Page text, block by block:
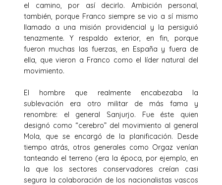
el camino, por así decirlo. Ambición personal,
también, porque Franco siempre se vio a sí mismo
llamado a una misión providencial y la persiguió
tenazmente. Y respaldo exterior, en fin, porque
fueron muchas las fuerzas, en España y fuera de
ella, que vieron a Franco como el líder natural del
movimiento.
El hombre que realmente encabezaba la
sublevación era otro militar de más fama y
renombre: el general Sanjurjo. Fue éste quien
designó como “cerebro” del movimiento al general
Mola, que se encargó de la planificación. Desde
tiempo atrás, otros generales como Orgaz venían
tanteando el terreno (era la época, por ejemplo, en
la que los sectores conservadores creían casi
segura la colaboración de los nacionalistas vascos